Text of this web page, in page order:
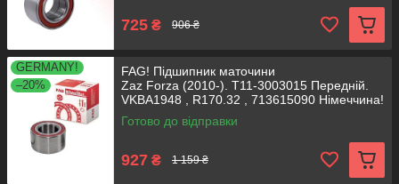
725 ₴ 906 ₴
GERMANY!
–20%
FAG! Підшипник маточини
Zaz Forza (2010-). T11-3003015 Передній.
VKBA1948 , R170.32 , 713615090 Німеччина!
Готово до відправки
927 ₴ 1 159 ₴